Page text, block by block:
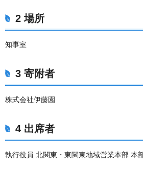
2 場所
知事室
3 寄附者
株式会社伊藤園
4 出席者
執行役員 北関東・東関東地域営業本部 本